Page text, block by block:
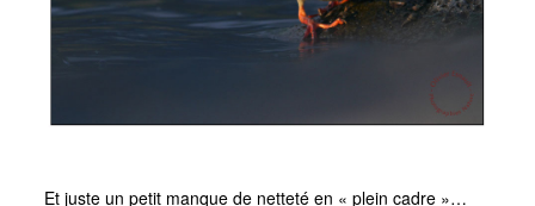
Et juste un petit manque de netteté en « plein cadre »…